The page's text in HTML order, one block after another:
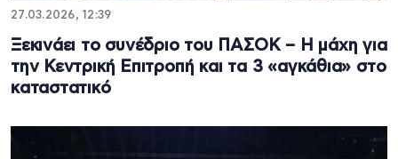
27.03.2026, 12:39
Ξεκινάει το συνέδριο του ΠΑΣΟΚ – Η μάχη για
την Κεντρική Επιτροπή και τα 3 «αγκάθια» στο
καταστατικό